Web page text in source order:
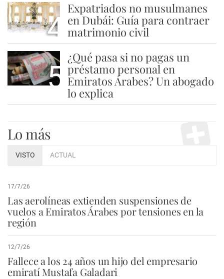
4
Expatriados no musulmanes
en Dubái: Guía para contraer
matrimonio civil
5
¿Qué pasa si no pagas un
préstamo personal en
Emiratos Árabes? Un abogado
lo explica
Lo más
VISTO ACTUAL
17/7/26
Las aerolíneas extienden suspensiones de
vuelos a Emiratos Árabes por tensiones en la
región
12/7/26
Fallece a los 24 años un hijo del empresario
emiratí Mustafa Galadari